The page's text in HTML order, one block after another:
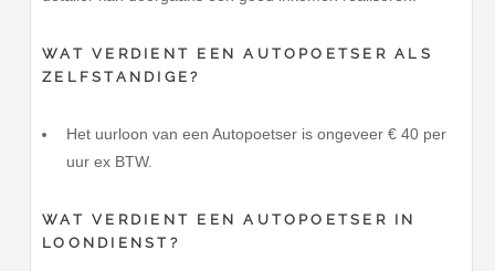
WAT VERDIENT EEN AUTOPOETSER ALS
ZELFSTANDIGE?
Het uurloon van een Autopoetser is ongeveer € 40 per
uur ex BTW.
WAT VERDIENT EEN AUTOPOETSER IN
LOONDIENST?